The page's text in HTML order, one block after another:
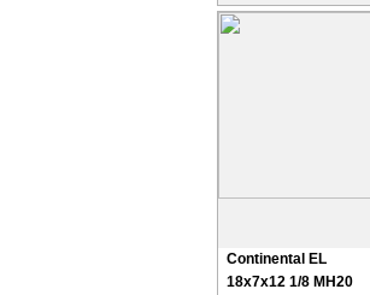
Continental EL
18x7x12 1/8 MH20